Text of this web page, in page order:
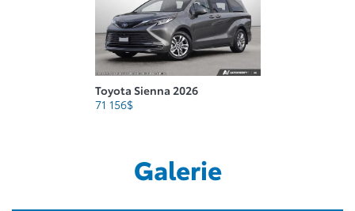
Toyota Sienna 2026
71 156$
Galerie